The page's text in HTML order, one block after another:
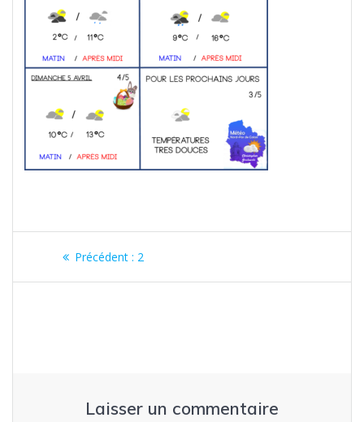
Navigation
de
Précédent : Article
2
Laisser un commentaire